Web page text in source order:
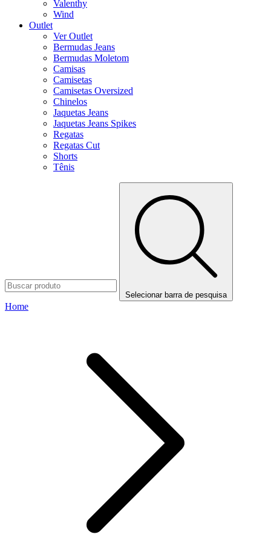
Valenthy
Wind
Outlet
Ver Outlet
Bermudas Jeans
Bermudas Moletom
Camisas
Camisetas
Camisetas Oversized
Chinelos
Jaquetas Jeans
Jaquetas Jeans Spikes
Regatas
Regatas Cut
Shorts
Tênis
Selecionar barra de pesquisa
Home